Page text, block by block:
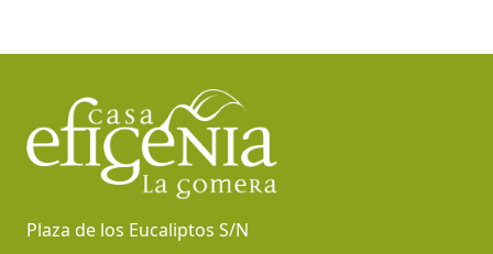
Plaza de los Eucaliptos S/N